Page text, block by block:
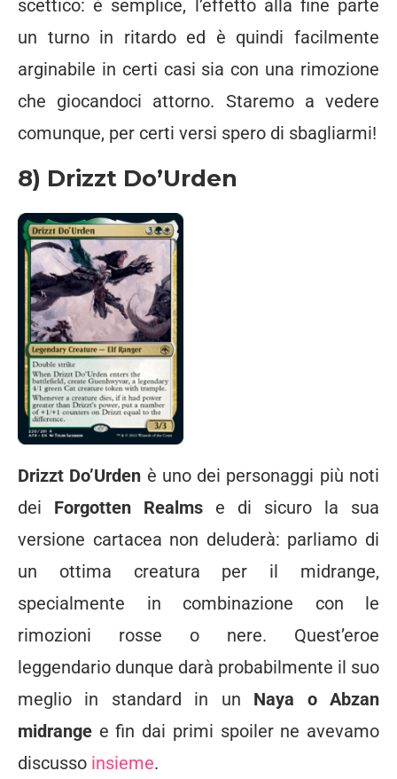
scettico: è semplice, l’effetto alla fine parte
un turno in ritardo ed è quindi facilmente
arginabile in certi casi sia con una rimozione
che giocandoci attorno. Staremo a vedere
comunque, per certi versi spero di sbagliarmi!
8) Drizzt Do’Urden
Drizzt Do’Urden è uno dei personaggi più noti
dei Forgotten Realms e di sicuro la sua
versione cartacea non deluderà: parliamo di
un ottima creatura per il midrange,
specialmente in combinazione con le
rimozioni rosse o nere. Quest’eroe
leggendario dunque darà probabilmente il suo
meglio in standard in un Naya o Abzan
midrange e fin dai primi spoiler ne avevamo
discusso insieme.